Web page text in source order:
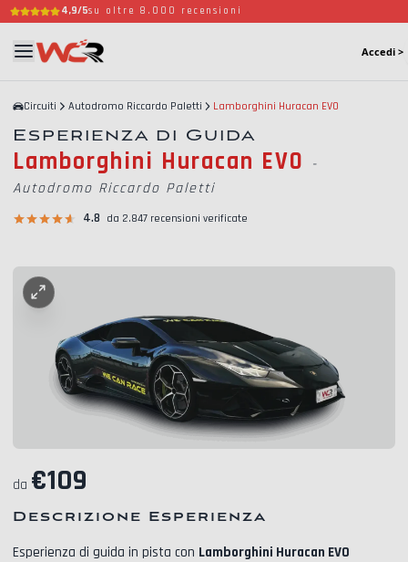
4,9/5su oltre 8.000 recensioni
Accedi >
Circuiti Autodromo Riccardo Paletti Lamborghini Huracan EVO
Esperienza di Guida
Lamborghini Huracan EVO
-
Autodromo Riccardo Paletti
4.8 da 2.847 recensioni verificate
da €109
Descrizione Esperienza
Esperienza di guida in pista con Lamborghini Huracan EVO